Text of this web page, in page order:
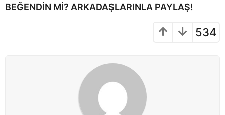
iBEĞENDIN MI? ARKADAŞLARINLA PAYLAŞ!
534